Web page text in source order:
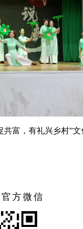
富，有礼兴乡村”
方微信